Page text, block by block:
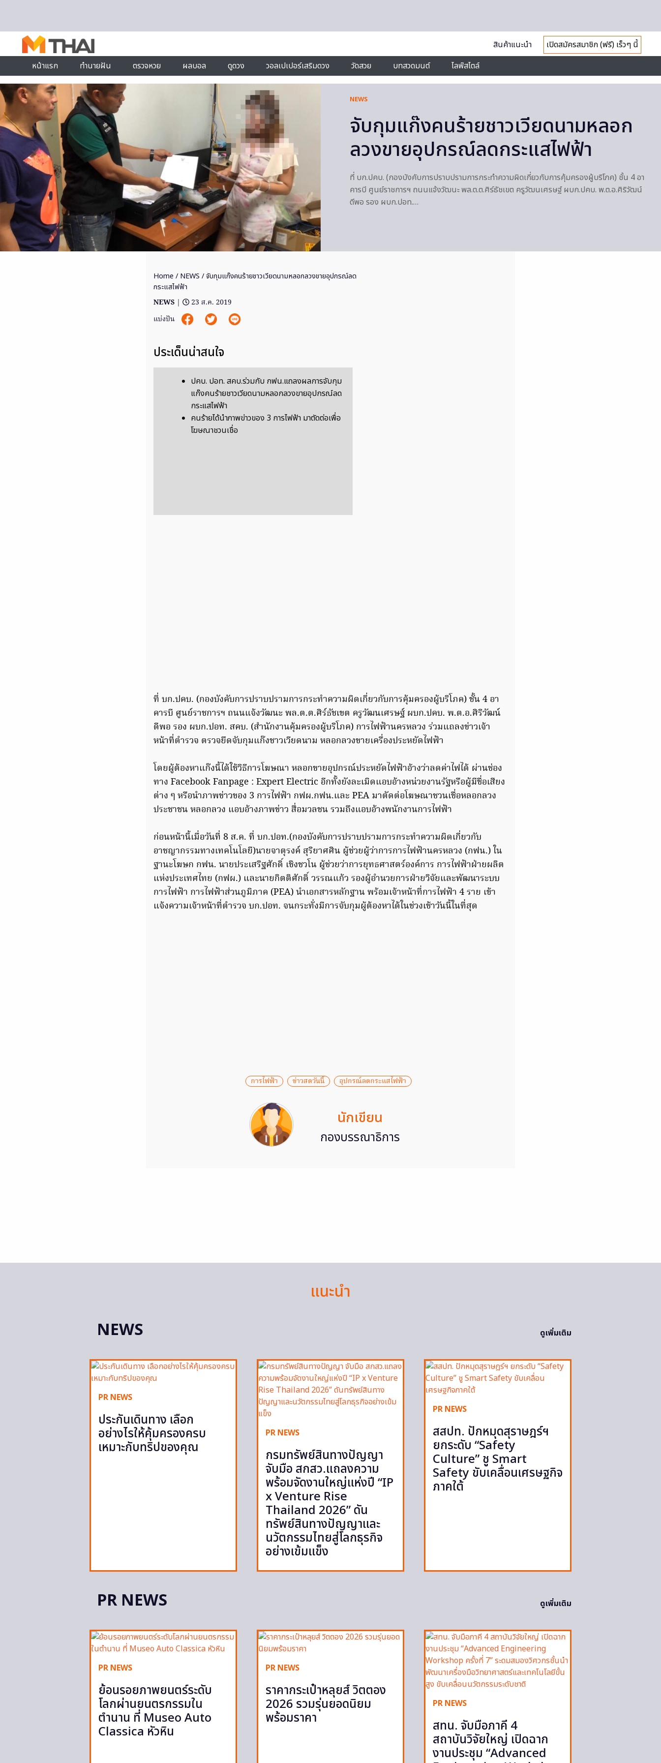
สินค้าแนะนำ
เปิดสมัครสมาชิก (ฟรี) เร็วๆ นี้
หน้าแรก
ทำนายฝัน ตรวจหวย ผลบอล ดูดวง วอลเปเปอร์เสริมดวง วัดสวย บทสวดมนต์ ไลฟ์สไตล์
NEWS
จับกุมแก๊งคนร้ายชาวเวียดนามหลอก
ลวงขายอุปกรณ์ลดกระแสไฟฟ้า
ที่ บก.ปคบ. (กองบังคับการปราบปรามการกระทำความผิดเกี่ยวกับการคุ้มครองผู้บริโภค) ชั้น 4 อา
คารบี ศูนย์ราชการฯ ถนนแจ้งวัฒนะ พล.ต.ต.ศิร์ธัชเขต ครูวัฒนเศรษฐ์ ผบก.ปคบ. พ.ต.อ.ศิริวัฒน์
ดีพอ รอง ผบก.ปอท.…
Home / NEWS / จับกุมแก๊งคนร้ายชาวเวียดนามหลอกลวงขายอุปกรณ์ลด
กระแสไฟฟ้า
NEWS |
23 ส.ค. 2019
แบ่งปัน
ประเด็นน่าสนใจ
ปคบ. ปอท. สคบ.ร่วมกับ กฟน.แถลงผลการจับกุม
แก๊งคนร้ายชาวเวียดนามหลอกลวงขายอุปกรณ์ลด
กระแสไฟฟ้า
คนร้ายได้นำภาพข่าวของ 3 การไฟฟ้า มาตัดต่อเพื่อ
โฆษณาชวนเชื่อ
ที่ บก.ปคบ. (กองบังคับการปราบปรามการกระทำความผิดเกี่ยวกับการคุ้มครองผู้บริโภค) ชั้น 4 อา
คารบี ศูนย์ราชการฯ ถนนแจ้งวัฒนะ พล.ต.ต.ศิร์ธัชเขต ครูวัฒนเศรษฐ์ ผบก.ปคบ. พ.ต.อ.ศิริวัฒน์
ดีพอ รอง ผบก.ปอท. สคบ. (สำนักงานคุ้มครองผู้บริโภค) การไฟฟ้านครหลวง ร่วมแถลงข่าวเจ้า
หน้าที่ตำรวจ ตรวจยึดจับกุมแก๊งชาวเวียดนาม หลอกลวงขายเครื่องประหยัดไฟฟ้า
โดยผู้ต้องหาแก๊งนี้ได้ใช้วิธีการโฆษณา หลอกขายอุปกรณ์ประหยัดไฟฟ้าอ้างว่าลดค่าไฟได้ ผ่านช่อง
ทาง Facebook Fanpage : Expert Electric อีกทั้งยังละเมิดแอบอ้างหน่วยงานรัฐหรือผู้มีชื่อเสียง
ต่าง ๆ หรือนำภาพข่าวของ 3 การไฟฟ้า กฟผ.กฟน.และ PEA มาตัดต่อโฆษณาชวนเชื่อหลอกลวง
ประชาชน หลอกลวง แอบอ้างภาพข่าว สื่อมวลชน รวมถึงแอบอ้างพนักงานการไฟฟ้า
ก่อนหน้านี้เมื่อวันที่ 8 ส.ค. ที่ บก.ปอท.(กองบังคับการปราบปรามการกระทําความผิดเกี่ยวกับ
อาชญากรรมทางเทคโนโลยี)นายจาตุรงค์ สุริยาศศิน ผู้ช่วยผู้ว่าการการไฟฟ้านครหลวง (กฟน.) ใน
ฐานะโฆษก กฟน. นายประเสริฐศักดิ์ เชิงชวโน ผู้ช่วยว่าการยุทธศาสตร์องค์การ การไฟฟ้าฝ่ายผลิต
แห่งประเทศไทย (กฟผ.) และนายกิตติศักดิ์ วรรณแก้ว รองผู้อำนวยการฝ่ายวิจัยและพัฒนาระบบ
การไฟฟ้า การไฟฟ้าส่วนภูมิภาค (PEA) นำเอกสารหลักฐาน พร้อมเจ้าหน้าที่การไฟฟ้า 4 ราย เข้า
แจ้งความเจ้าหน้าที่ตำรวจ บก.ปอท. จนกระทั่งมีการจับกุมผู้ต้องหาได้ในช่วงเช้าวันนี้ในที่สุด
การไฟฟ้า ข่าวสดวันนี้ อุปกรณ์ลดกระแสไฟฟ้า
นักเขียน
กองบรรณาธิการ
แนะนำ
NEWS
ดูเพิ่มเติม
PR NEWS
ประกันเดินทาง เลือก
อย่างไรให้คุ้มครองครบ
เหมาะกับทริปของคุณ
PR NEWS
กรมทรัพย์สินทางปัญญา
จับมือ สกสว.แถลงความ
พร้อมจัดงานใหญ่แห่งปี “IP
x Venture Rise
Thailand 2026” ดัน
ทรัพย์สินทางปัญญาและ
นวัตกรรมไทยสู่โลกธุรกิจ
อย่างเข้มแข็ง
PR NEWS
สสปท. ปักหมุดสุราษฎร์ฯ
ยกระดับ “Safety
Culture” ชู Smart
Safety ขับเคลื่อนเศรษฐกิจ
ภาคใต้
PR NEWS ดูเพิ่มเติม
PR NEWS
ย้อนรอยภาพยนตร์ระดับ
โลกผ่านยนตรกรรมใน
ตำนาน ที่ Museo Auto
Classica หัวหิน
PR NEWS
ราคากระเป๋าหลุยส์ วิตตอง
2026 รวมรุ่นยอดนิยม
พร้อมราคา
PR NEWS
สทน. จับมือภาคี 4
สถาบันวิจัยใหญ่ เปิดฉาก
งานประชุม “Advanced